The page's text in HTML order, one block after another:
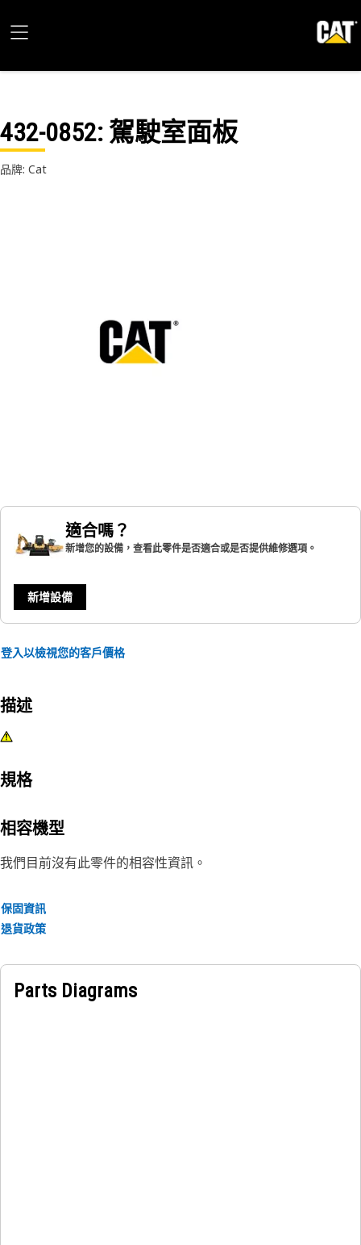
432-0852: 駕駛室面板
品牌: Cat
適合嗎？
新增您的設備，查看此零件是否適合或是否提供維修選項。
新增設備
登入以檢視您的客戶價格
描述
規格
相容機型
我們目前沒有此零件的相容性資訊。
保固資訊
退貨政策
Parts Diagrams